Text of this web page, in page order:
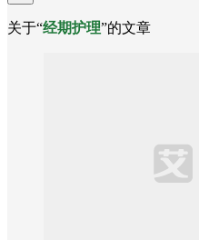
关于“经期护理”的文章